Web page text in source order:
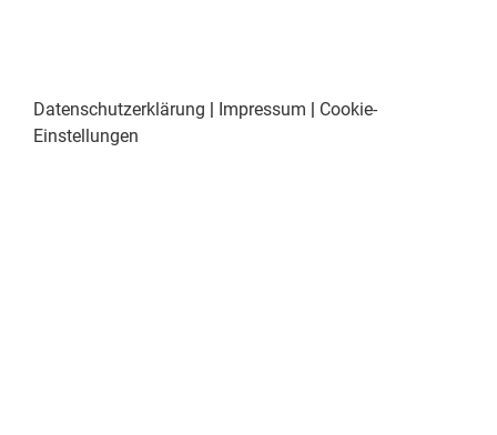
Datenschutzerklärung | Impressum | Cookie-
Einstellungen